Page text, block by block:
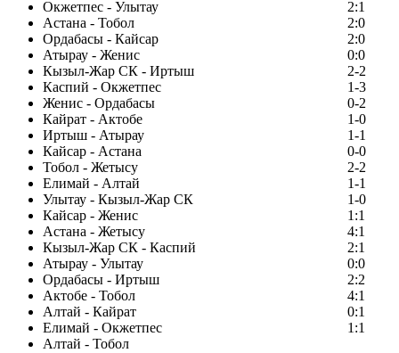
Окжетпес - Улытау
2:1
Астана - Тобол
2:0
Ордабасы - Кайсар
2:0
Атырау - Женис
0:0
Кызыл-Жар СК - Иртыш
2-2
Каспий - Окжетпес
1-3
Женис - Ордабасы
0-2
Кайрат - Актобе
1-0
Иртыш - Атырау
1-1
Кайсар - Астана
0-0
Тобол - Жетысу
2-2
Елимай - Алтай
1-1
Улытау - Кызыл-Жар СК
1-0
Кайсар - Женис
1:1
Астана - Жетысу
4:1
Кызыл-Жар СК - Каспий
2:1
Атырау - Улытау
0:0
Ордабасы - Иртыш
2:2
Актобе - Тобол
4:1
Алтай - Кайрат
0:1
Елимай - Окжетпес
1:1
Алтай - Тобол